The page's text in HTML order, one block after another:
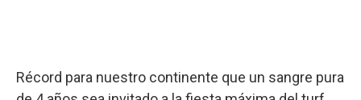
Récord para nuestro continente que un sangre pura